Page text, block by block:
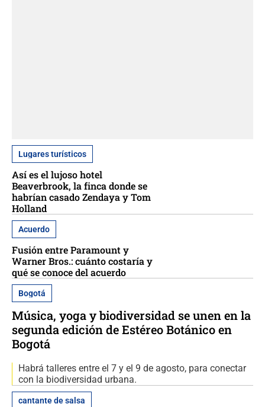
Lugares turísticos
Así es el lujoso hotel
Beaverbrook, la finca donde se
habrían casado Zendaya y Tom
Holland
Acuerdo
Fusión entre Paramount y
Warner Bros.: cuánto costaría y
qué se conoce del acuerdo
Bogotá
Música, yoga y biodiversidad se unen en la
segunda edición de Estéreo Botánico en
Bogotá
Habrá talleres entre el 7 y el 9 de agosto, para conectar
con la biodiversidad urbana.
cantante de salsa